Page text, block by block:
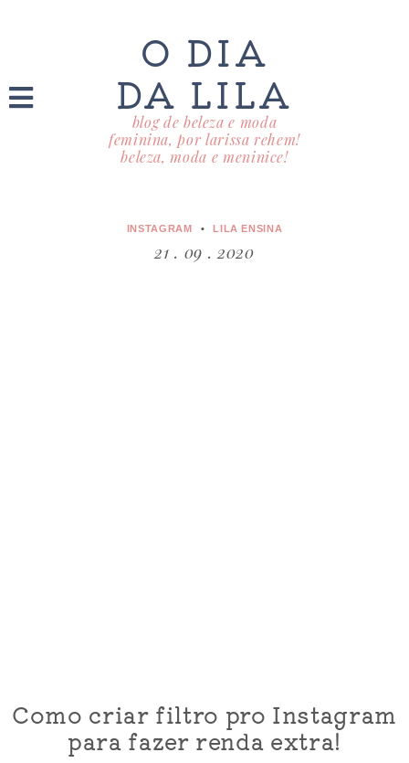
O DIA
DA LILA
blog de beleza e moda
feminina, por larissa rehem!
beleza, moda e meninice!
INSTAGRAM LILA ENSINA
21 . 09 . 2020
Como criar filtro pro Instagram
para fazer renda extra!